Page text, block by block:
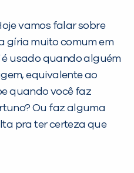
vamos falar sobre
gíria muito comum em
é usado quando alguém
equivalente ao
quando você faz
Ou faz alguma
pra ter certeza que
DE MÉTODO
unidade
ou bairro que